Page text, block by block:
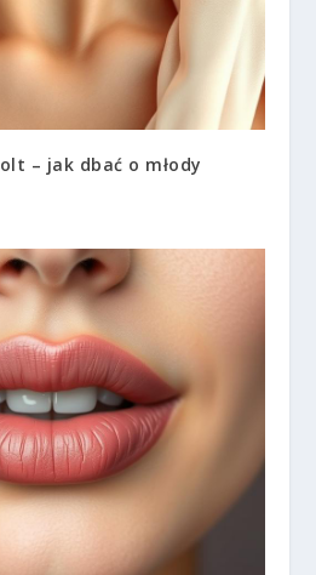
– jak dbać o młody